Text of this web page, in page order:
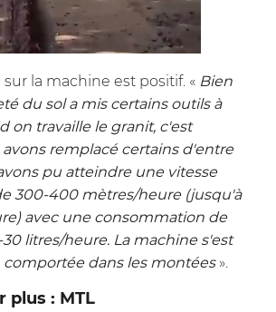
sur la machine est positif. « Bien
du sol a mis certains outils à
on travaille le granit, c'est
remplacé certains d'entre
pu atteindre une vitesse
300-400 mètres/heure (jusqu'à
avec une consommation de
litres/heure. La machine s'est
dans les montées».
plus : MTL